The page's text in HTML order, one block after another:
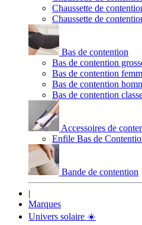
Chaussette de
Chaussette de
Bas de contention
Bas de contention
Bas de contention
Bas de contention
Bas de contention
Accessoires de
Enfile Bas de
Bande de contention
|
Marques
Univers solaire ☀️